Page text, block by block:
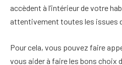
accèdent à l’intérieur de votre
attentivement toutes les issues
Pour cela, vous pouvez faire
vous aider à faire les bons choix